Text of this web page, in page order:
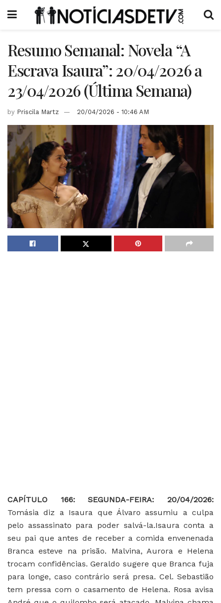
Resumo Semanal: Novela “A
Escrava Isaura”: 20/04/2026 a
23/04/2026 (Última Semana)
by Priscila Martz 20/04/2026 - 10:46 AM
CAPÍTULO 166: SEGUNDA-FEIRA: 20/04/2026:
Tomásia diz a Isaura que Álvaro assumiu a culpa
pelo assassinato para poder salvá-la.Isaura conta a
seu pai que antes de receber a comida envenenada
Branca esteve na prisão. Malvina, Aurora e Helena
trocam confidências. Geraldo sugere que Branca fuja
para longe, caso contrário será presa. Cel. Sebastião
tem pressa com o casamento de Helena. Rosa avisa